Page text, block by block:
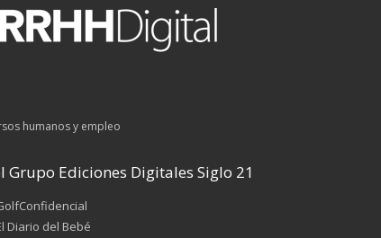
humanos y empleo
Ediciones Digitales Siglo 21
Diario del Bebé